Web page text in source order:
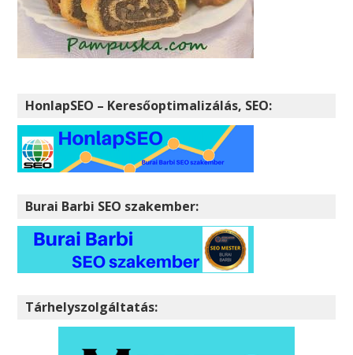
HonlapSEO – Keresőoptimalizálás, SEO:
Burai Barbi SEO szakember:
Tárhelyszolgáltatás: